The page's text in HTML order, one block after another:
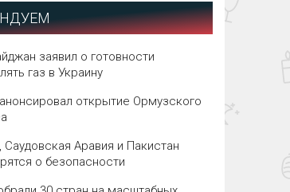
заявил о готовности
газ в Украину
открытие Ормузского
Саудовская Аравия и Пакистан
о безопасности